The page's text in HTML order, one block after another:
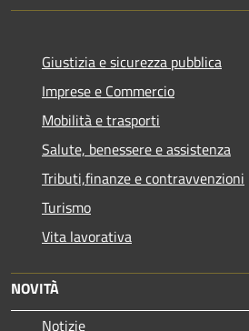
Giustizia e sicurezza pubblica
Imprese e Commercio
Mobilità e trasporti
Salute, benessere e assistenza
Tributi,finanze e contravvenzioni
Turismo
Vita lavorativa
NOVITÀ
Notizie